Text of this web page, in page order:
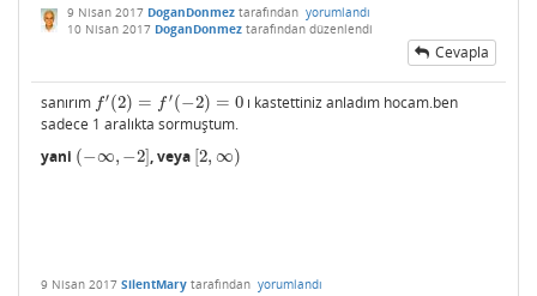
9 Nisan 2017 DoganDonmez tarafından yorumlandı
10 Nisan 2017 DoganDonmez tarafından düzenlendi
Cevapla
sanırım f′(2) = f ′(−2) = 0
f′(2)=f (− )=0
ı kastettiniz anladım hocam.ben
sadece 1 aralıkta sormuştum.
yani (−∞, −2]
(−∞,−2 , veya [2, ∞)
[2, ∞)
9 Nisan 2017 SilentMary tarafından yorumlandı